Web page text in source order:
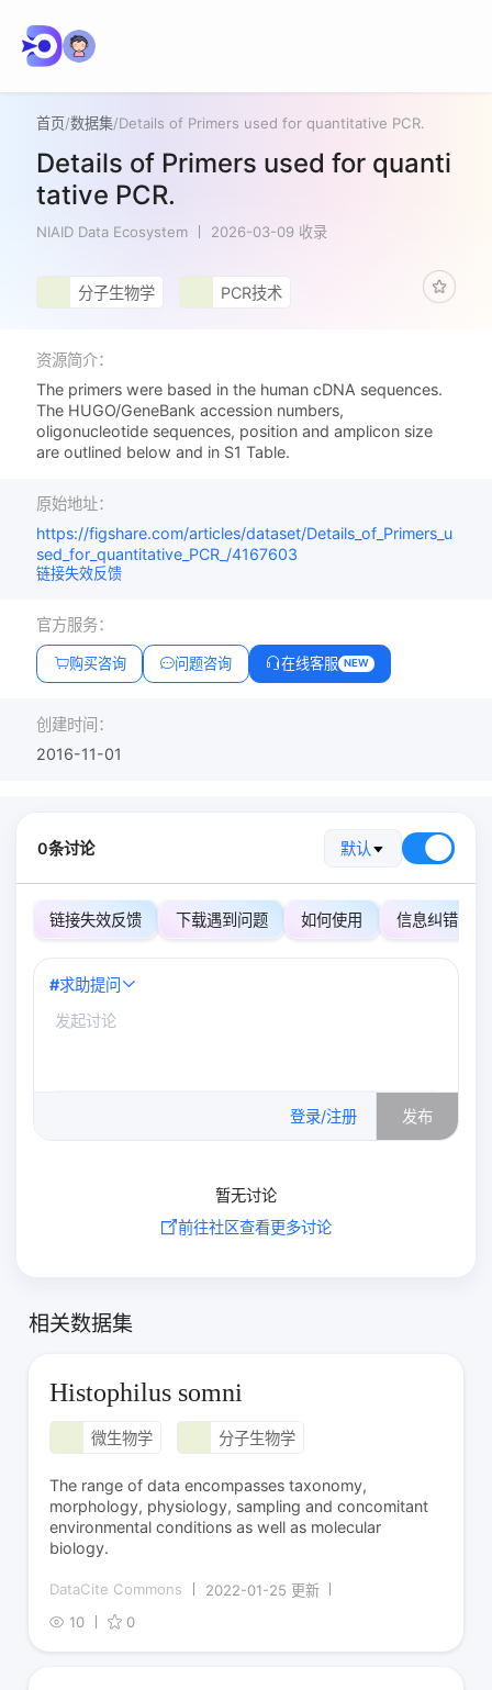
首页/数据集/Details of Primers used for quantitative PCR.
Details of Primers used for quanti
tative PCR.
NIAID Data Ecosystem 2026-03-09 收录
分子生物学 PCR技术
资源简介：
The primers were based in the human cDNA sequences.
The HUGO/GeneBank accession numbers,
oligonucleotide sequences, position and amplicon size
are outlined below and in S1 Table.
原始地址：
https://figshare.com/articles/dataset/Details_of_Primers_u
sed_for_quantitative_PCR_/4167603
链接失效反馈
官方服务：
购买咨询 问题咨询 在线客服 NEW
创建时间：
2016-11-01
0条讨论 默认
链接失效反馈 下载遇到问题 如何使用 信息纠错
#求助提问
登录/注册 发布
暂无讨论
前往社区查看更多讨论
相关数据集
Histophilus somni
微生物学 分子生物学
The range of data encompasses taxonomy,
morphology, physiology, sampling and concomitant
environmental conditions as well as molecular
biology.
DataCite Commons
2022-01-25 更新
10
0